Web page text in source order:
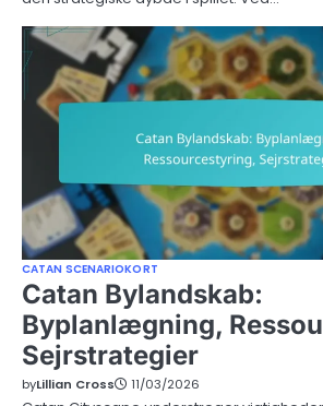
CATAN SCENARIOKORT
Catan Bylandskab:
Byplanlægning,
Sejrstrategier
byLillian Cross 11/03/2026